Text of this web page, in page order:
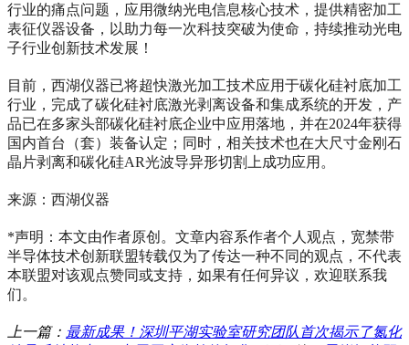
行业的痛点问题，应用微纳光电信息核心技术，提供精密加工
表征仪器设备，以助力每一次科技突破为使命，持续推动光电
子行业创新技术发展！
目前，西湖仪器已将超快激光加工技术应用于碳化硅衬底加工
行业，完成了碳化硅衬底激光剥离设备和集成系统的开发，产
品已在多家头部碳化硅衬底企业中应用落地，并在2024年获得
国内首台（套）装备认定；同时，相关技术也在大尺寸金刚石
晶片剥离和碳化硅AR光波导异形切割上成功应用。
来源：西湖仪器
*声明：本文由作者原创。文章内容系作者个人观点，宽禁带
半导体技术创新联盟转载仅为了传达一种不同的观点，不代表
本联盟对该观点赞同或支持，如果有任何异议，欢迎联系我
们。
上一篇： 最新成果！深圳平湖实验室研究团队首次揭示了氮化